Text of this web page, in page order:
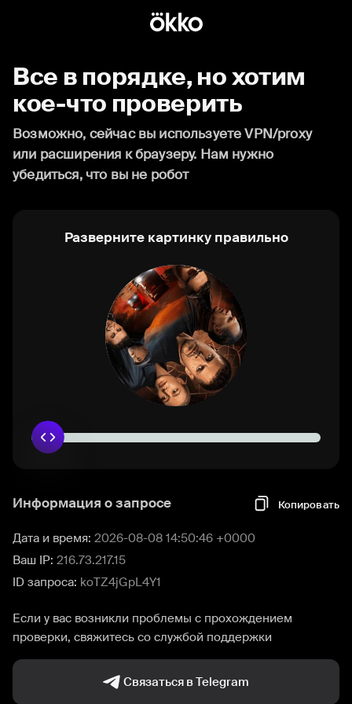
Все в порядке, но хотим
кое-что проверить
Возможно, сейчас вы используете VPN/proxy
или расширения к браузеру. Нам нужно
убедиться, что вы не робот
Разверните картинку правильно
Информация о запросе Копировать
Дата и время: 2026-08-08 14:50:46 +0000
Ваш IP: 216.73.217.15
ID запроса: koTZ4jGpL4Y1
Если у вас возникли проблемы с прохождением
проверки, свяжитесь со службой поддержки
Связаться в Telegram